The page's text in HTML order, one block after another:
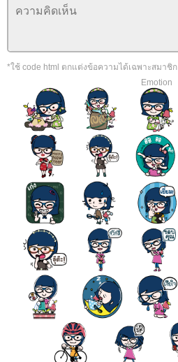
*ใช้ code html ตกแต่งข้อความได้เฉพาะสมาชิก
Emotion